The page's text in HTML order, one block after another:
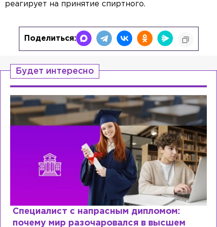
реагирует на принятие спиртного.
Поделиться:
Будет интересно
Специалист с напрасным дипломом:
почему мир разочаровался в высшем